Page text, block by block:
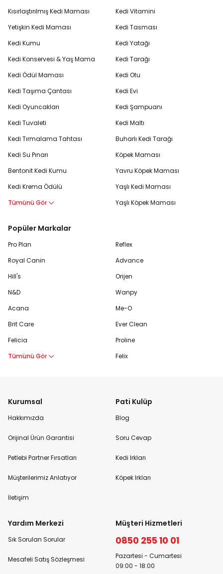
Kısırlaştırılmış Kedi Maması
Yetişkin Kedi Maması
Kedi Kumu
Kedi Konservesi & Yaş Mama
Kedi Ödül Maması
Kedi Taşıma Çantası
Kedi Oyuncakları
Kedi Tuvaleti
Kedi Tırmalama Tahtası
Kedi Su Pınarı
Bentonit Kedi Kumu
Kedi Krema Ödülü
Tümünü Gör
Kedi Vitamini
Kedi Tasması
Kedi Yatağı
Kedi Tarağı
Kedi Otu
Kedi Evi
Kedi Şampuanı
Kedi Maltı
Buharlı Kedi Tarağı
Köpek Maması
Yavru Köpek Maması
Yaşlı Kedi Maması
Yaşlı Köpek Maması
Popüler Markalar
Pro Plan
Royal Canin
Hill's
N&D
Acana
Brit Care
Felicia
Tümünü Gör
Reflex
Advance
Orijen
Wanpy
Me-O
Ever Clean
Proline
Felix
Kurumsal
Hakkımızda
Orijinal Ürün Garantisi
Petlebi Partner Fırsatları
Müşterilerimiz Anlatıyor
İletişim
Pati Kulüp
Blog
Soru Cevap
Kedi Irkları
Köpek Irkları
Yardım Merkezi
Sık Sorulan Sorular
Mesafeli Satış Sözleşmesi
Müşteri Hizmetleri
0850 255 10 01
Pazartesi - Cumartesi
09:00 - 18:00